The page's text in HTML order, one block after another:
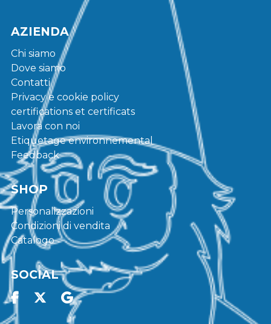
AZIENDA
Chi siamo
Dove siamo
Contatti
Privacy e cookie policy
certifications et certificats
Lavora con noi
Etiquetage environnemental
Feedback
SHOP
Personalizzazioni
Condizioni di vendita
Catalogo
SOCIAL